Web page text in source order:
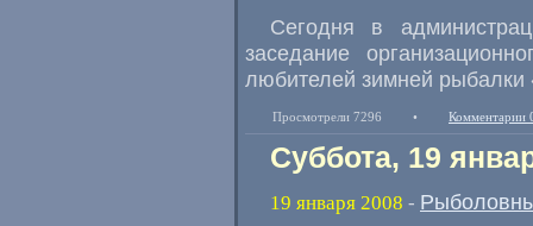
Сегодня в
заседание
любителей зимней
Просмотрели 7296 • Комментарии
Суббота, 19
19 января 2008 -